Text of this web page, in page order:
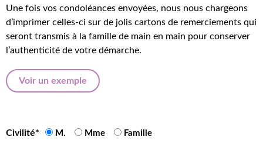
Une fois vos condoléances envoyées, nous nous chargeons
d’imprimer celles-ci sur de jolis cartons de remerciements qui
seront transmis à la famille de main en main pour conserver
l’authenticité de votre démarche.
Voir un exemple
Civilité* M. Mme Famille